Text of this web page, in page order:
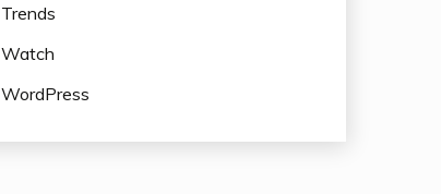
Trends
Watch
WordPress